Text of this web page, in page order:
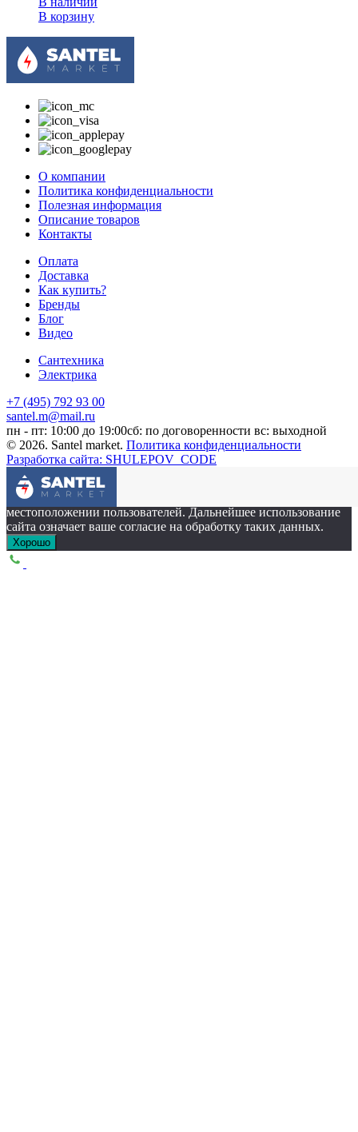
В корзину
О компании
Политика конфиденциальности
Полезная информация
Описание товаров
Контакты
Оплата
Доставка
Как купить?
Бренды
Блог
Видео
Сантехника
Электрика
+7 (495) 792 93 00
santel.m@mail.ru
пн - пт: 10:00 до 19:00сб: по договоренности вс: выходной
© 2026. Santel market. Политика конфиденциальности
Разработка сайта: SHULEPOV_CODE
Этот сайт собирает cookie-файлы, данные об IP-адресе и
местоположении пользователей. Дальнейшее использование
сайта означает ваше согласие на обработку таких данных.
Хорошо